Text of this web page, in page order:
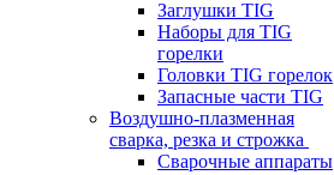
Заглушки TIG
Наборы для TIG
горелки
Головки TIG горелок
Запасные части TIG
Воздушно-плазменная
сварка, резка и строжка
Сварочные аппараты